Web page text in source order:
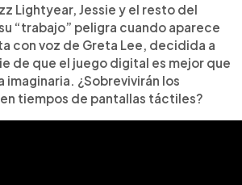
toda la atención de Bonnie.
muestra el emotivo
Woody y Buzz, tras la decisión
del grupo en la película
voces, el regreso de Randy
y estreno en cines el 19 de
aventura promete emoción y
Lightyear, Jessie y el resto del
“trabajo” peligra cuando aparece
con voz de Greta Lee, decidida a
de que el juego digital es mejor que
imaginaria. ¿Sobrevivirán los
tiempos de pantallas táctiles?